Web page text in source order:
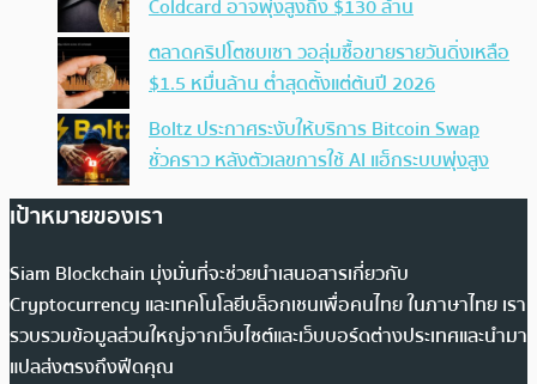
Coldcard อาจพุ่งสูงถึง $130 ล้าน
ตลาดคริปโตซบเซา วอลุ่มซื้อขายรายวันดิ่งเหลือ
$1.5 หมื่นล้าน ต่ำสุดตั้งแต่ต้นปี 2026
Boltz ประกาศระงับให้บริการ Bitcoin Swap
ชั่วคราว หลังตัวเลขการใช้ AI แฮ็กระบบพุ่งสูง
เป้าหมายของเรา
Siam Blockchain มุ่งมั่นที่จะช่วยนำเสนอสารเกี่ยวกับ
Cryptocurrency และเทคโนโลยีบล็อกเชนเพื่อคนไทย ในภาษาไทย เรา
รวบรวมข้อมูลส่วนใหญ่จากเว็บไซต์และเว็บบอร์ดต่างประเทศและนำมา
แปลส่งตรงถึงฟีดคุณ